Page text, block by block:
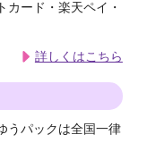
カード・楽天ペイ・
詳しくはこちら
うパックは全国一律